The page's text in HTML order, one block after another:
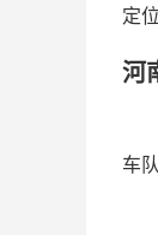
定
河
车